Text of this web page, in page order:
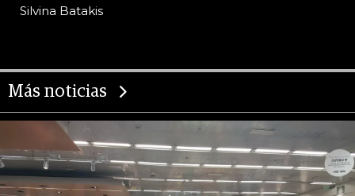
Silvina Batakis
Más noticias